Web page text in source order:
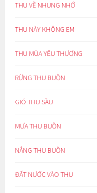
THU VỀ NHUNG NHỚ
THU NÀY KHÔNG EM
THU MÙA YÊU THƯƠNG
RỪNG THU BUỒN
GIÓ THU SẦU
MƯA THU BUỒN
NẮNG THU BUỒN
ĐẤT NƯỚC VÀO THU